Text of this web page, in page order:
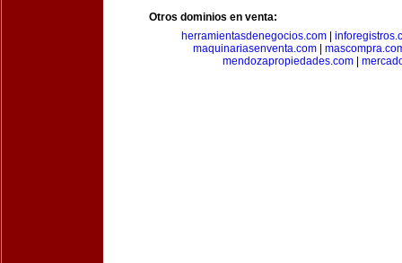
Otros dominios en venta:
herramientasdenegocios.com|
maquinariasenventa.com|
mendozapropiedades.com|